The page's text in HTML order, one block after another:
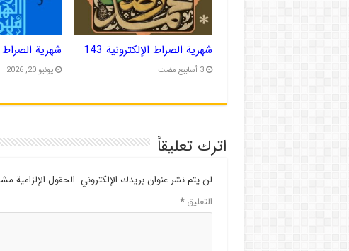
شهریة الصراط الإلكترونية 143
‏3 أسابيع مضت
شهریة الصراط
يونيو 20, 2026
اترك تعليقاً
لن يتم نشر عنوان بريدك الإلكتروني. الحقول الإلزامية
التعليق*